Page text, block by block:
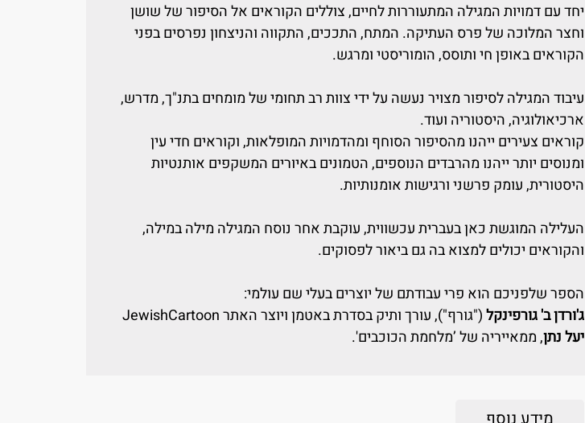
יחד עם דמויות המגילה המתעוררות לחיים, צוללים הקוראים אל הסיפור של שושן
וחצר המלוכה של פרס העתיקה. המתח, התככים, התקווה והניצחון נפרסים בפני
הקוראים באופן חי ותוסס, הומוריסטי ומרגש.
עיבוד המגילה לסיפור מצויר נעשה על ידי צוות רב תחומי של מומחים בתנ"ך, מדרש,
ארכיאולוגיה, היסטוריה ועוד.
קוראים צעירים ייהנו מהסיפור הסוחף ומהדמויות המופלאות, וקוראים חדי עין
ומנוסים יותר ייהנו מהרבדים הנוספים, הטמונים באיורים המשקפים אותנטיות
היסטורית, עומק פרשני ורגישות אומנותיות.
העלילה המוגשת כאן בעברית עכשווית, עוקבת אחר נוסח המגילה מילה במילה,
והקוראים יכולים למצוא בה גם ביאור לפסוקים.
הספר שלפניכם הוא פרי עבודתם של יוצרים בעלי שם עולמי:
ג'ורדן ב' גורפינקל("גורף"), עורך ותיק בסדרת באטמן ויוצר האתר JewishCartoon
יעל נתן, ממאייריה של ’מלחמת הכוכבים'.